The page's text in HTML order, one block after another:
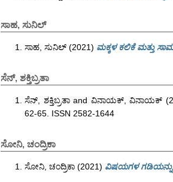
ಸಾಹ, ಸುನಿಲ್
ಸಾಹ, ಸುನಿಲ್ (2021) ಮಕ್ಕಳ ಕಲಿಕೆ ಮತ್ತು
ಸೆನ್, ಶಕ್ತಿಬ್ರತಾ
ಸೆನ್, ಶಕ್ತಿಬ್ರತಾand ವಿನಾಯಕ್, ವಿನಾಯಕ್
62-65. ISSN 2582-1644
ಸೋನಿ, ಚಂದ್ರಿಕಾ
ಸೋನಿ, ಚಂದ್ರಿಕಾ (2021) ವಿಷಯಗಳ ಗಡಿಯನ್ನು